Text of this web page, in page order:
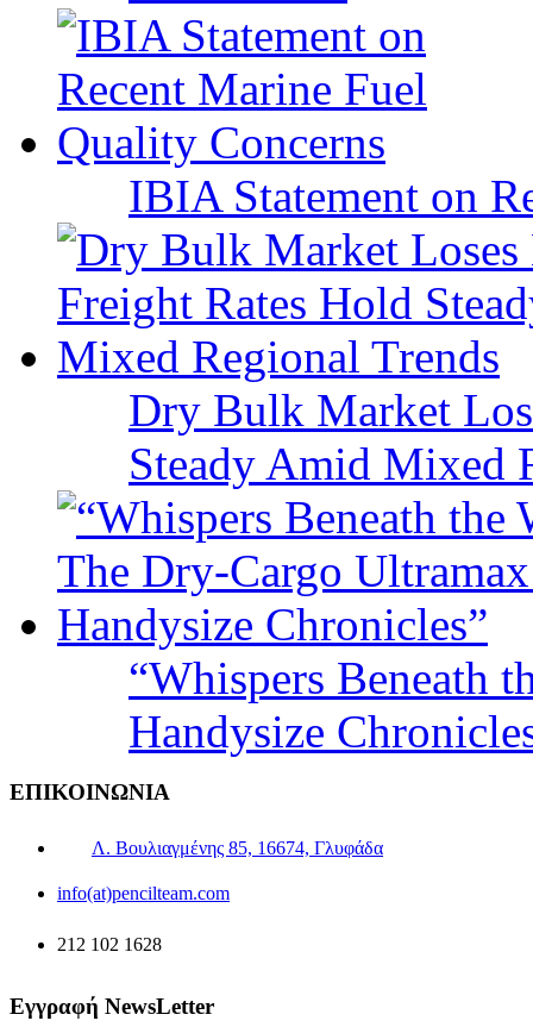
IBIA Statement on
Dry Bulk Market
Steady Amid Mixed
“Whispers Beneath
Handysize
ΕΠΙΚΟΙΝΩΝΙΑ
Λ. Βουλιαγμένης 85, 16674, Γλυφάδα
info(at)pencilteam.com
212 102 1628
Εγγραφή NewsLetter